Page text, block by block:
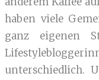
haben viele
ganz eigenen
unterschiedlich.